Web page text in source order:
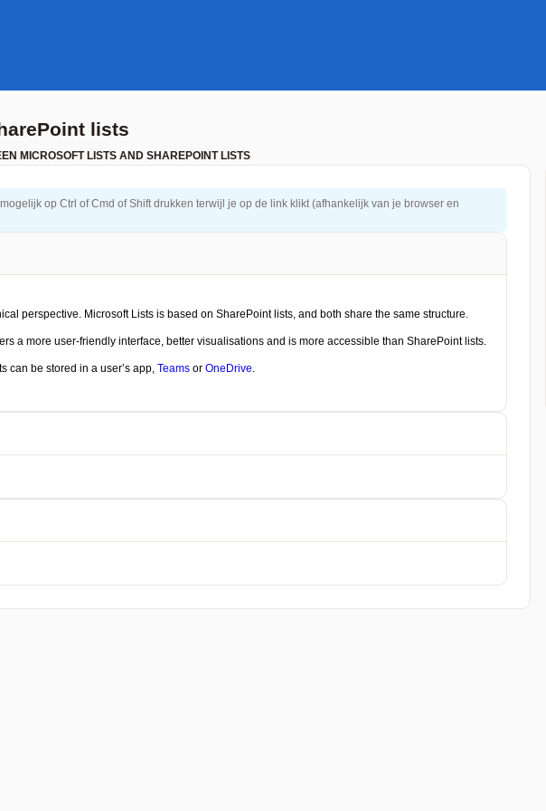
lists
MICROSOFT LISTS AND SHAREPOINT LISTS
op Ctrl of Cmd of Shift drukken terwijl je op de link klikt (afhankelijk van je browser en